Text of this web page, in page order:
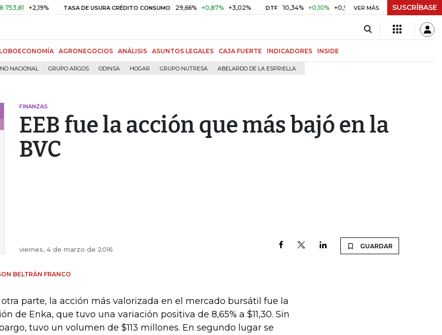
+2,19% TASA DE USURA CRÉDITO CONSUMO 29,66% +0,87% +3,02% DTF 10,34% +0,10% +0,98% UVR $ 416,91 +$ 0,05 +0,01%
VER MÁS SUSCRÍBASE
AGRONEGOCIOS ANÁLISIS ASUNTOS LEGALES CAJA FUERTE INDICADORES INSIDE
NACIONAL GRUPO ARGOS ODINSA HOGAR GRUPO NUTRESA ABELARDO DE LA ESPRIELLA
FINANZAS
EEB fue la acción que más bajó en la
BVC
viernes, 4 de marzo de 2016 GUARDAR
BELTRÁN FRANCO
parte, la acción más valorizada en el mercado bursátil fue la
de Enka, que tuvo una variación positiva de 8,65% a $11,30. Sin
tuvo un volumen de $113 millones. En segundo lugar se